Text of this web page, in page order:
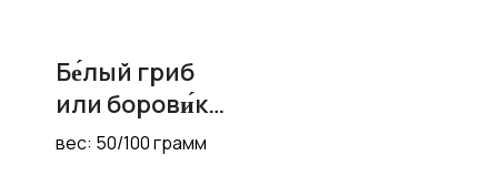
Бе́лый гриб
или борови́к
(Bolétus
вес: 50/100 грамм